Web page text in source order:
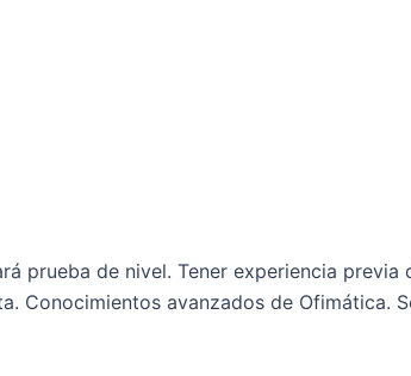
prueba de nivel. Tener experiencia previa
Conocimientos avanzados de Ofimática.